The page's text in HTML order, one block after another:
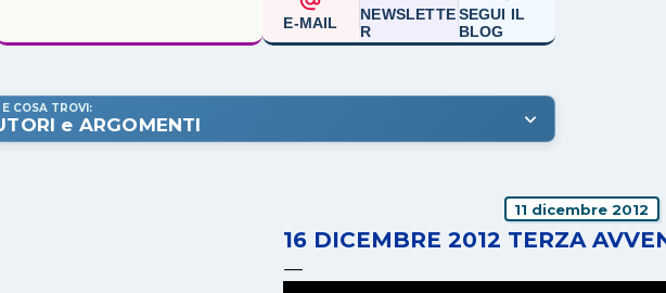
E-MAIL
NEWSLETTE
R
SEGUI IL
BLOG
E COSA TROVI:
e ARGOMENTI
11 dicembre 2012
16 DICEMBRE 2012 TERZA